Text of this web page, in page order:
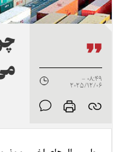
08:49 -
2025/12/06